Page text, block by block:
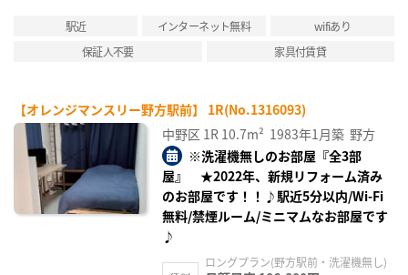
駅近 インターネット無料
wifiあり
保証人不要
家具付賃貸
【オレンジマンスリー野方駅前】 1R(No.1316093)
中野区 1R 10.7m² 1983年1月築 野方
※洗濯機無しのお部屋『全3部
屋』 ★2022年、新規リフォーム済み
のお部屋です！！♪駅近5分以内/Wi-Fi
無料/禁煙ルーム/ミニマムなお部屋です
♪
ロングプラン(野方駅前・洗濯機無し)